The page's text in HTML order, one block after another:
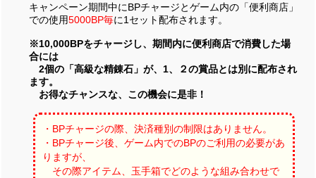
キャンペーン期間中にBPチャージとゲーム内の「便利商店」
での使用5000BP毎に1セット配布されます。
※10,000BPをチャージし、期間内に便利商店で消費した場
合には
2個の「高級な精錬石」が、1、２の賞品とは別に配布され
ます。
お得なチャンスな、この機会に是非！
・BPチャージの際、決済種別の制限はありません。
・BPチャージ後、ゲーム内でのBPのご利用の必要があ
りますが、
その際アイテム、玉手箱でどのような組み合わせで